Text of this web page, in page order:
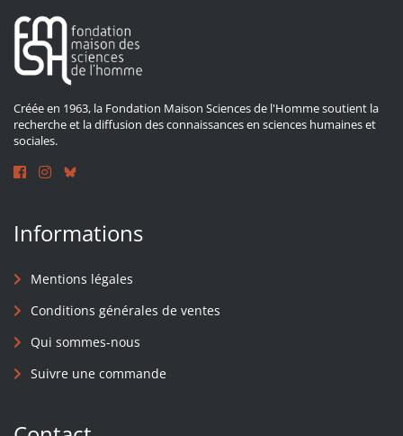
Créée en 1963, la Fondation Maison Sciences de l'Homme soutient la
recherche et la diffusion des connaissances en sciences humaines et
sociales.
Informations
Mentions légales
Conditions générales de ventes
Qui sommes-nous
Suivre une commande